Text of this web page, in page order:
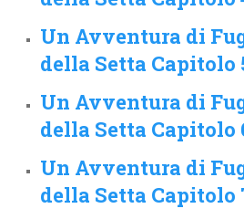
Un Avventura di
della Setta Capitolo
Un Avventura di
della Setta Capitolo
Un Avventura di
della Setta Capitolo